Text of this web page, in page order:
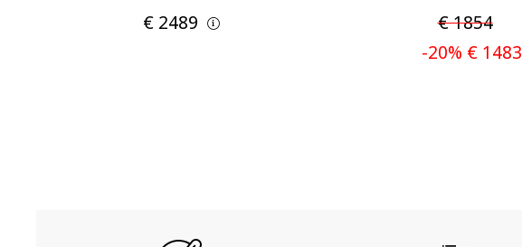
€ 2489
€ 1854
-20% € 1483